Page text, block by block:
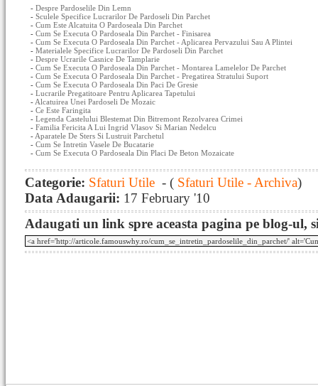
- Despre Pardoselile Din Lemn
- Sculele Specifice Lucrarilor De Pardoseli Din Parchet
- Cum Este Alcatuita O Pardoseala Din Parchet
- Cum Se Executa O Pardoseala Din Parchet - Finisarea
- Cum Se Executa O Pardoseala Din Parchet - Aplicarea Pervazului Sau A Plintei
- Materialele Specifice Lucrarilor De Pardoseli Din Parchet
- Despre Ucrarile Casnice De Tamplarie
- Cum Se Executa O Pardoseala Din Parchet - Montarea Lamelelor De Parchet
- Cum Se Executa O Pardoseala Din Parchet - Pregatirea Stratului Suport
- Cum Se Executa O Pardoseala Din Paci De Gresie
- Lucrarile Pregatitoare Pentru Aplicarea Tapetului
- Alcatuirea Unei Pardoseli De Mozaic
- Ce Este Faringita
- Legenda Castelului Blestemat Din Bitremont Rezolvarea Crimei
- Familia Fericita A Lui Ingrid Vlasov Si Marian Nedelcu
- Aparatele De Sters Si Lustruit Parchetul
- Cum Se Intretin Vasele De Bucatarie
- Cum Se Executa O Pardoseala Din Placi De Beton Mozaicate
Categorie: Sfaturi Utile - ( Sfaturi Utile - Archiva)
Data Adaugarii: 17 February '10
Adaugati un link spre aceasta pagina pe blog-ul,